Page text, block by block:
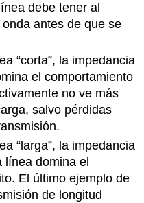
debe tener al
antes de que se
“corta”, la impedancia
el comportamiento
no ve más
salvo pérdidas
“larga”, la impedancia
domina el
El último ejemplo de
de longitud